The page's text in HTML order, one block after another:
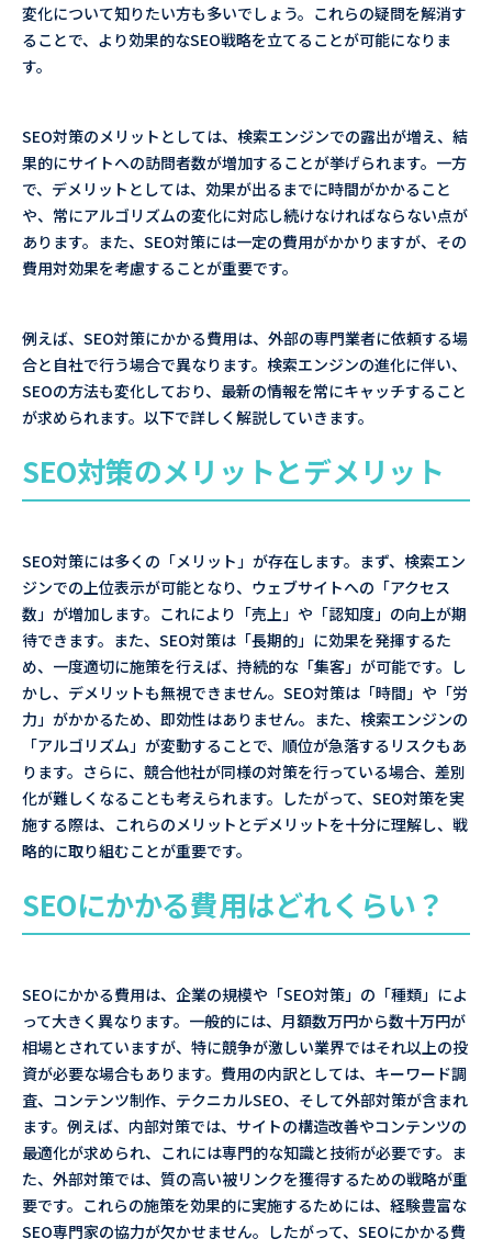
変化について知りたい方も多いでしょう。これらの疑問を解消す
ることで、より効果的なSEO戦略を立てることが可能になりま
す。
SEO対策のメリットとしては、検索エンジンでの露出が増え、結
果的にサイトへの訪問者数が増加することが挙げられます。一方
で、デメリットとしては、効果が出るまでに時間がかかること
や、常にアルゴリズムの変化に対応し続けなければならない点が
あります。また、SEO対策には一定の費用がかかりますが、その
費用対効果を考慮することが重要です。
例えば、SEO対策にかかる費用は、外部の専門業者に依頼する場
合と自社で行う場合で異なります。検索エンジンの進化に伴い、
SEOの方法も変化しており、最新の情報を常にキャッチすること
が求められます。以下で詳しく解説していきます。
SEO対策のメリットとデメリット
SEO対策には多くの「メリット」が存在します。まず、検索エン
ジンでの上位表示が可能となり、ウェブサイトへの「アクセス
数」が増加します。これにより「売上」や「認知度」の向上が期
待できます。また、SEO対策は「長期的」に効果を発揮するた
め、一度適切に施策を行えば、持続的な「集客」が可能です。し
かし、デメリットも無視できません。SEO対策は「時間」や「労
力」がかかるため、即効性はありません。また、検索エンジンの
「アルゴリズム」が変動することで、順位が急落するリスクもあ
ります。さらに、競合他社が同様の対策を行っている場合、差別
化が難しくなることも考えられます。したがって、SEO対策を実
施する際は、これらのメリットとデメリットを十分に理解し、戦
略的に取り組むことが重要です。
SEOにかかる費用はどれくらい？
SEOにかかる費用は、企業の規模や「SEO対策」の「種類」によ
って大きく異なります。一般的には、月額数万円から数十万円が
相場とされていますが、特に競争が激しい業界ではそれ以上の投
資が必要な場合もあります。費用の内訳としては、キーワード調
査、コンテンツ制作、テクニカルSEO、そして外部対策が含まれ
ます。例えば、内部対策では、サイトの構造改善やコンテンツの
最適化が求められ、これには専門的な知識と技術が必要です。ま
た、外部対策では、質の高い被リンクを獲得するための戦略が重
要です。これらの施策を効果的に実施するためには、経験豊富な
SEO専門家の協力が欠かせません。したがって、SEOにかかる費